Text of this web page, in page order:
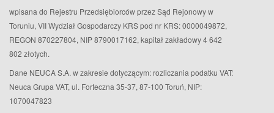
wpisana do Rejestru Przedsiębiorców przez Sąd Rejonowy w
Toruniu, VII Wydział Gospodarczy KRS pod nr KRS: 0000049872,
REGON 870227804, NIP 8790017162, kapitał zakładowy 4 642
802 złotych.
Dane NEUCA S.A. w zakresie dotyczącym: rozliczania podatku VAT:
Neuca Grupa VAT, ul. Forteczna 35-37, 87-100 Toruń, NIP:
1070047823